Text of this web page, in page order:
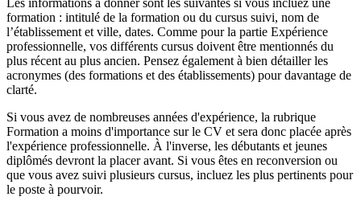
Les informations à donner sont les suivantes si vous incluez une
formation : intitulé de la formation ou du cursus suivi, nom de
l’établissement et ville, dates. Comme pour la partie Expérience
professionnelle, vos différents cursus doivent être mentionnés du
plus récent au plus ancien. Pensez également à bien détailler les
acronymes (des formations et des établissements) pour davantage de
clarté.
Si vous avez de nombreuses années d'expérience, la rubrique
Formation a moins d'importance sur le CV et sera donc placée après
l'expérience professionnelle. À l'inverse, les débutants et jeunes
diplômés devront la placer avant. Si vous êtes en reconversion ou
que vous avez suivi plusieurs cursus, incluez les plus pertinents pour
le poste à pourvoir.